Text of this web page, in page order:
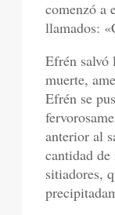
comenzó a
llamados:
Efrén salvó
muerte,
Efrén se
anterior al
cantidad de
sitiadores,